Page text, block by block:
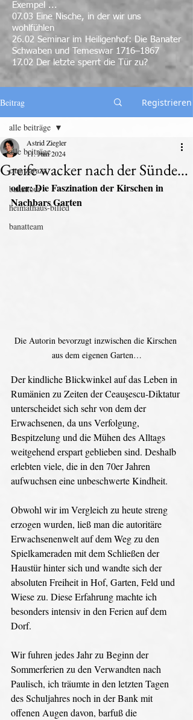
Exempel ...
07.03 Eine Nische, in der wir uns
wohlfühlen
26.02 Seminar im Heiligenhof: Die Banater
Schwaben und Temeswar 1716–1867
17.02 Der letzte sperrt die Tür zu?
Beitrag Registrieren
alle beiträge
casa zaraza
banattour
heimathaus-billed
banatteam
alle beiträge
Greife wacker nach der Sünde…
Astrid Ziegler
11. Juni 2024
oder: Die Faszination der Kirschen in
Nachbars Garten
Die Autorin bevorzugt inzwischen die Kirschen
aus dem eigenen Garten…
Der kindliche Blickwinkel auf das Leben in
Rumänien zu Zeiten der Ceauşescu-Diktatur
unterscheidet sich sehr von dem der
Erwachsenen, da uns Verfolgung,
Bespitzelung und die Mühen des Alltags
weitgehend erspart geblieben sind. Deshalb
erlebten viele, die in den 70er Jahren
aufwuchsen eine unbeschwerte Kindheit.
Obwohl wir im Vergleich zu heute streng
erzogen wurden, ließ man die autoritäre
Erwachsenenwelt auf dem Weg zu den
Spielkameraden mit dem Schließen der
Haustür hinter sich und wandte sich der
absoluten Freiheit in Hof, Garten, Feld und
Wiese zu. Diese Erfahrung machte ich
besonders intensiv in den Ferien auf dem
Dorf.
Wir fuhren jedes Jahr zu Beginn der
Sommerferien zu den Verwandten nach
Paulisch, ich träumte in den letzten Tagen
des Schuljahres noch in der Bank mit
offenen Augen davon, barfuß die